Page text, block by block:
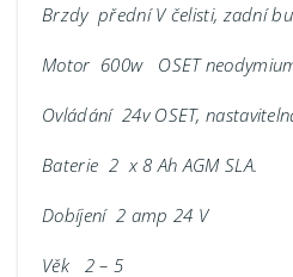
Brzdy přední V čelisti, zadní
Motor 600w OSET
Ovládání 24v OSET,
Baterie 2 x 8 Ah AGM SLA.
Dobíjení 2 amp 24 V
Věk 2 – 5